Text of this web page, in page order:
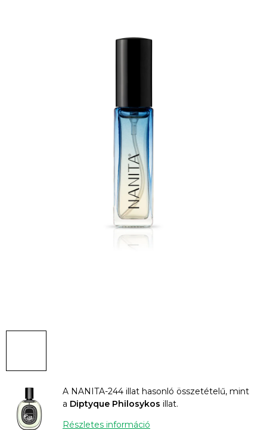
A NANITA-244 illat hasonló összetételű, mint
a Diptyque Philosykos illat.
Részletes információ